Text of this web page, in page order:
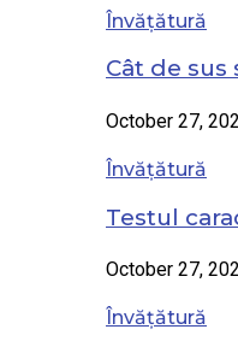
Învățătură
Cât de sus
October 27,
Învățătură
Testul
October 27,
Învățătură